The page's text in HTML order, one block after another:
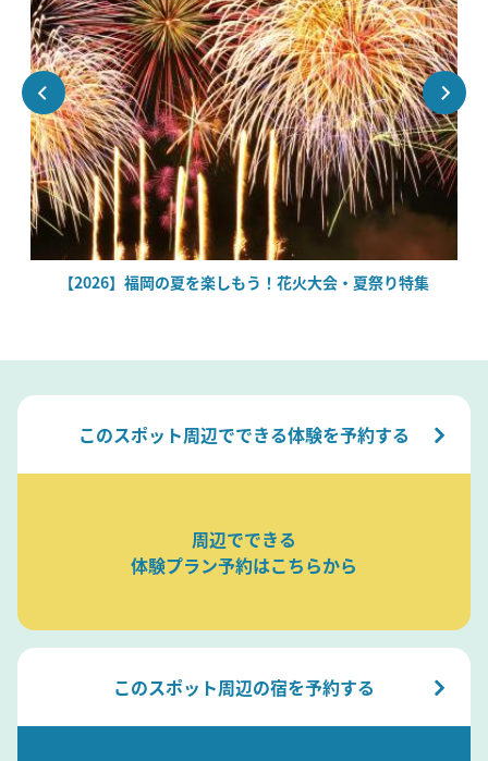
【2026】福岡の夏を楽しもう！花火大会・夏祭り特集
このスポット周辺でできる体験を予約する
周辺でできる
体験プラン予約はこちらから
このスポット周辺の宿を予約する